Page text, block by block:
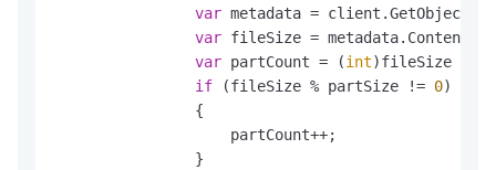
var metadata =
var fileSize =
var partCount = (int)fileSize /
if (fileSize % partSize != 0)
                {
                    partCount++;
                }